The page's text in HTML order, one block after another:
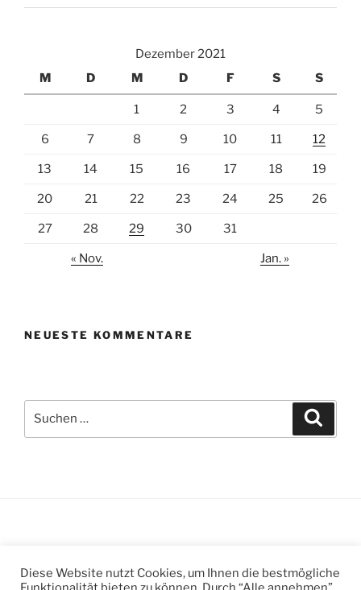
Dezember 2021
M
D M D F S S
1 2 3 4 5
6 7 8 9 10 11 12
13 14 15 16 17 18 19
20 21 22 23 24 25 26
27 28 29 30 31
« Nov. Jan. »
NEUESTE KOMMENTARE
nach:
nach:
Diese Website nutzt Cookies, um Ihnen die bestmögliche